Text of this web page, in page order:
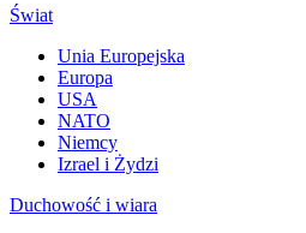
Świat
Unia Europejska
Europa
USA
NATO
Niemcy
Izrael i Żydzi
Duchowość i wiara